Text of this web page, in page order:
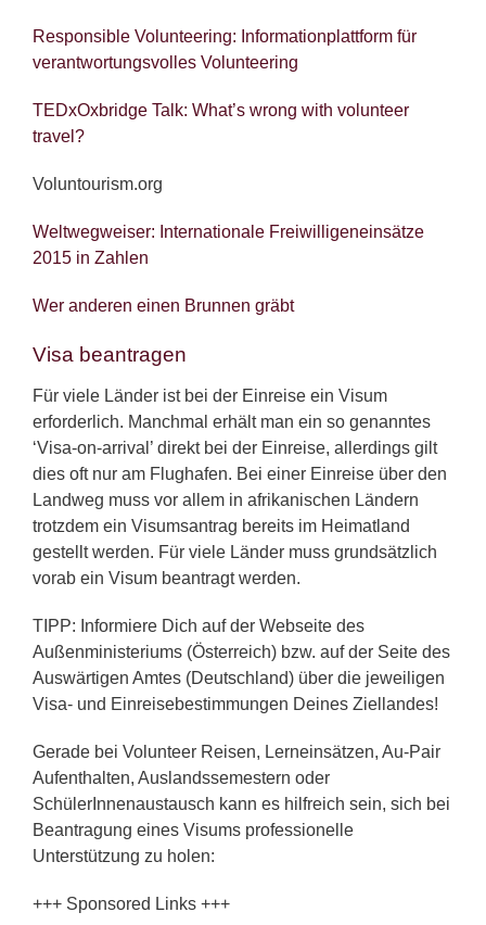
Responsible Volunteering: Informationplattform für
verantwortungsvolles Volunteering
TEDxOxbridge Talk: What’s wrong with volunteer
travel?
Voluntourism.org
Weltwegweiser: Internationale Freiwilligeneinsätze
2015 in Zahlen
Wer anderen einen Brunnen gräbt
Visa beantragen
Für viele Länder ist bei der Einreise ein Visum
erforderlich. Manchmal erhält man ein so genanntes
‘Visa-on-arrival’ direkt bei der Einreise, allerdings gilt
dies oft nur am Flughafen. Bei einer Einreise über den
Landweg muss vor allem in afrikanischen Ländern
trotzdem ein Visumsantrag bereits im Heimatland
gestellt werden. Für viele Länder muss grundsätzlich
vorab ein Visum beantragt werden.
TIPP: Informiere Dich auf der Webseite des
Außenministeriums (Österreich) bzw. auf der Seite des
Auswärtigen Amtes (Deutschland) über die jeweiligen
Visa- und Einreisebestimmungen Deines Ziellandes!
Gerade bei Volunteer Reisen, Lerneinsätzen, Au-Pair
Aufenthalten, Auslandssemestern oder
SchülerInnenaustausch kann es hilfreich sein, sich bei
Beantragung eines Visums professionelle
Unterstützung zu holen:
+++ Sponsored Links +++